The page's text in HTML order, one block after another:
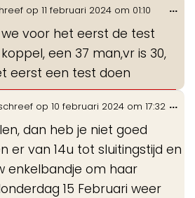
op 11 februari 2024 om 01:10
voor het eerst de test
een 37 man,vr is 30,
eerst een test doen
...
op 10 februari 2024 om 17:32
dan heb je niet goed
er van 14u tot sluitingstijd en
enkelbandje om haar
15 Februari weer
...